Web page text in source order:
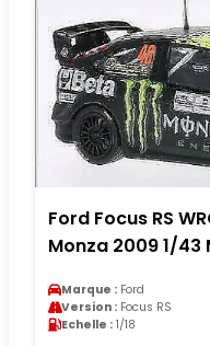
Ford Focus RS
Monza 2009 1/43
Marque : Ford
Version : Focus RS
Echelle : 1/18